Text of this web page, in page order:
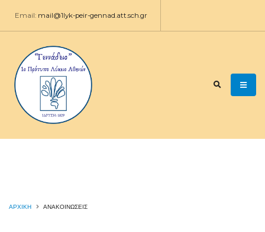
Email: mail@1lyk-peir-gennad.att.sch.gr
ΑΡΧΙΚΉ ΑΝΑΚΟΙΝΩΣΕΙΣ